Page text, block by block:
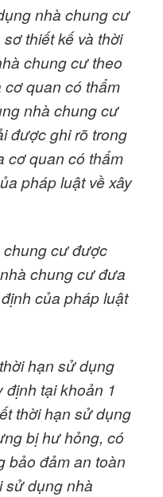
nhà chung cư
thiết kế và thời
chung cư theo
quan có thẩm
nhà chung cư
được ghi rõ trong
cơ quan có thẩm
pháp luật về xây
cư được
chung cư đưa
của pháp luật
hạn sử dụng
định tại khoản 1
thời hạn sử dụng
bị hư hỏng, có
bảo đảm an toàn
sử dụng nhà